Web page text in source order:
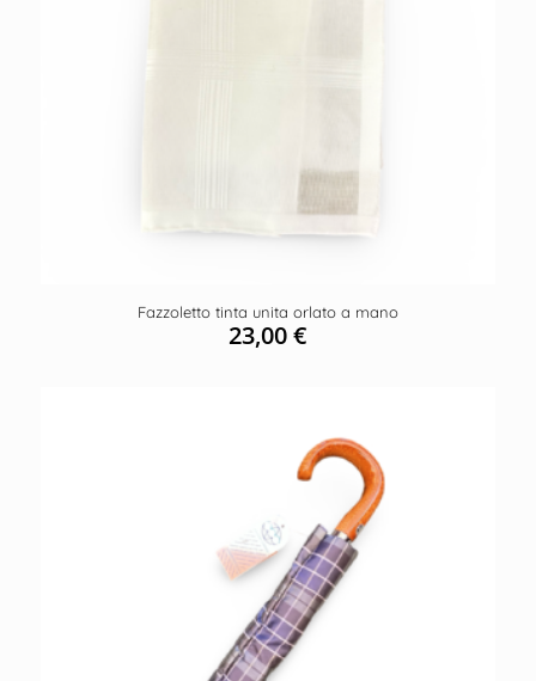
Fazzoletto tinta unita orlato a mano
23,00€